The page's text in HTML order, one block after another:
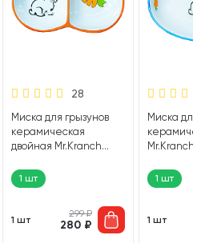
28
Миска для грызунов
керамическая
двойная Mr.Kranch
шт)1 шт
1 шт
299₽
280 ₽
Миска для
Mr.Kranch
1 шт
1 шт